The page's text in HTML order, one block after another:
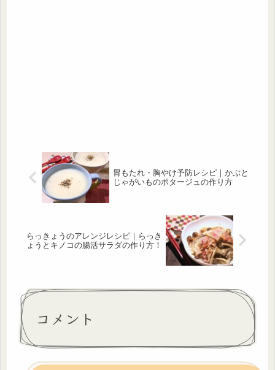
胃もたれ・胸やけ予防レシピ｜かぶと
じゃがいものポタージュの作り方
らっきょうのアレンジレシピ｜らっき
ょうとキノコの腸活サラダの作り方！
コメント